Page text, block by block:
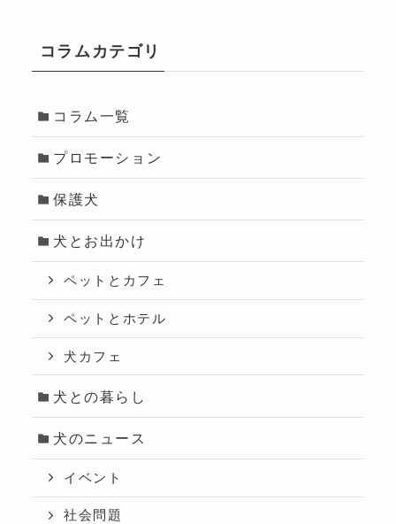
コラムカテゴリ
コラム一覧
プロモーション
保護犬
犬とお出かけ
ペットとカフェ
ペットとホテル
犬カフェ
犬との暮らし
犬のニュース
イベント
社会問題